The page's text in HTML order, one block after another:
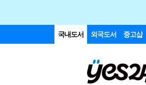
국내도서 외국도서 중고샵